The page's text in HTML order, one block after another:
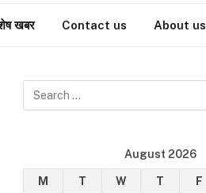
खबर Contact us About us
August 2026
M T W T F